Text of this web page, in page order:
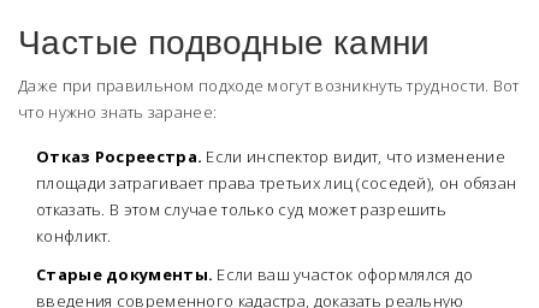
Частые подводные камни
Даже при правильном подходе могут возникнуть трудности. Вот
что нужно знать заранее:
Отказ Росреестра. Если инспектор видит, что изменение
площади затрагивает права третьих лиц (соседей), он обязан
отказать. В этом случае только суд может разрешить
конфликт.
Старые документы. Если ваш участок оформлялся до
введения современного кадастра, доказать реальную